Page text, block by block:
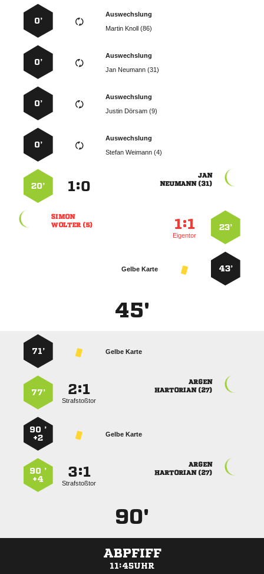
Auswechslung
  
0’
Auswechslung
  
0’
Auswechslung
  
0’
Auswechslung
  
0’

 
:
20’
23’
:
Eigentor

 
43’
Gelbe Karte
45'
Gelbe Karte
71’

 
:
Strafstoßtor
77’
Gelbe Karte
90 ’
+2

 
:
Strafstoßtor
90 ’
+4
90'
ABPFIFF
11:45UHR